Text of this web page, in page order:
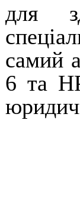
для
самий
6 та